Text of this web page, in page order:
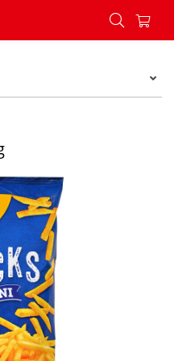
100 g - Konzum